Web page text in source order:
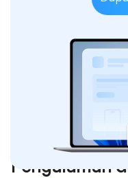
Pengalaman